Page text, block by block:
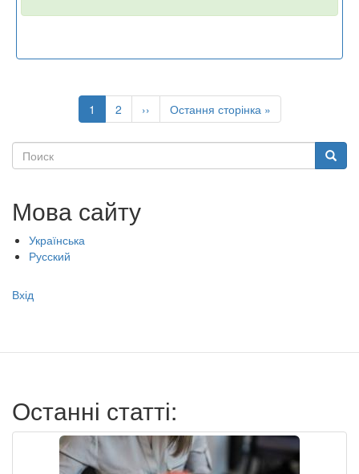
Поточна
сторінка
1 Page
2
Наступна
сторінка
››
Остання
сторінка
Остання сторінка »
Поиск Поиск
Мова сайту
Українська
Русский
Меню
записи
Вхід
Останні статті: